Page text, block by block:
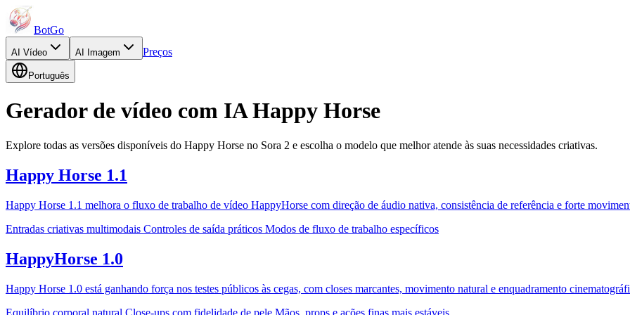
BotGo
AI Vídeo AI Imagem Preços
Português
Gerador de vídeo com IA Happy Horse
Explore todas as versões disponíveis do Happy Horse no Sora 2 e escolha o modelo que melhor atende às suas necessidades criativas.
Happy Horse 1.1
Happy Horse 1.1 melhora o fluxo de trabalho de vídeo HappyHorse com direção de áudio nativa, consistência de referência e forte
Entradas criativas multimodais Controles de saída práticos Modos de fluxo de trabalho específicos
HappyHorse 1.0
Happy Horse 1.0 está ganhando força nos testes públicos às cegas, com closes marcantes, movimento natural e enquadramento
Equilíbrio corporal natural Close-ups com fidelidade de pele Mãos, props e ações finas mais estáveis